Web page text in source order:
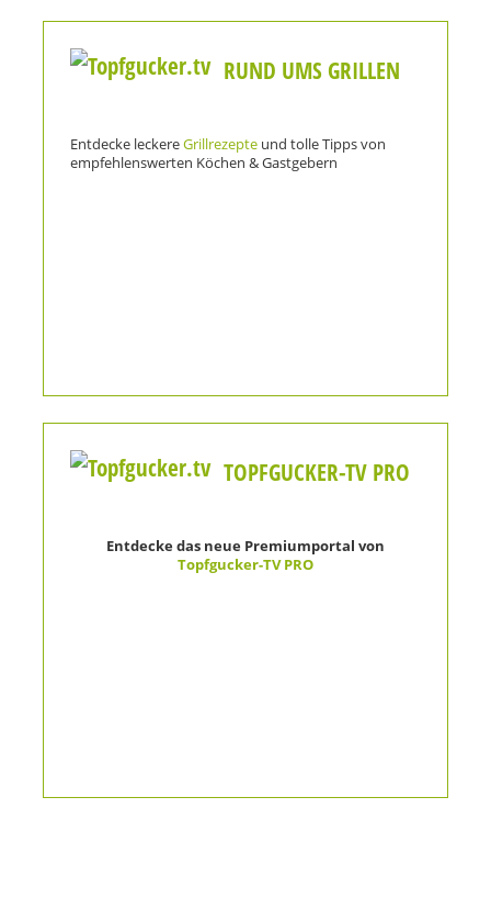
RUND UMS GRILLEN
Entdecke leckereGrillrezepte und tolle Tipps von
empfehlenswerten Köchen & Gastgebern
TOPFGUCKER-TV PRO
Entdecke das neue Premiumportal von
Topfgucker-TV PRO